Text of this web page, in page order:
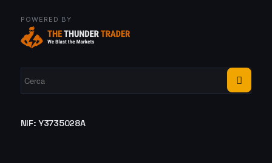
POWERED BY
NIF: Y3735028A